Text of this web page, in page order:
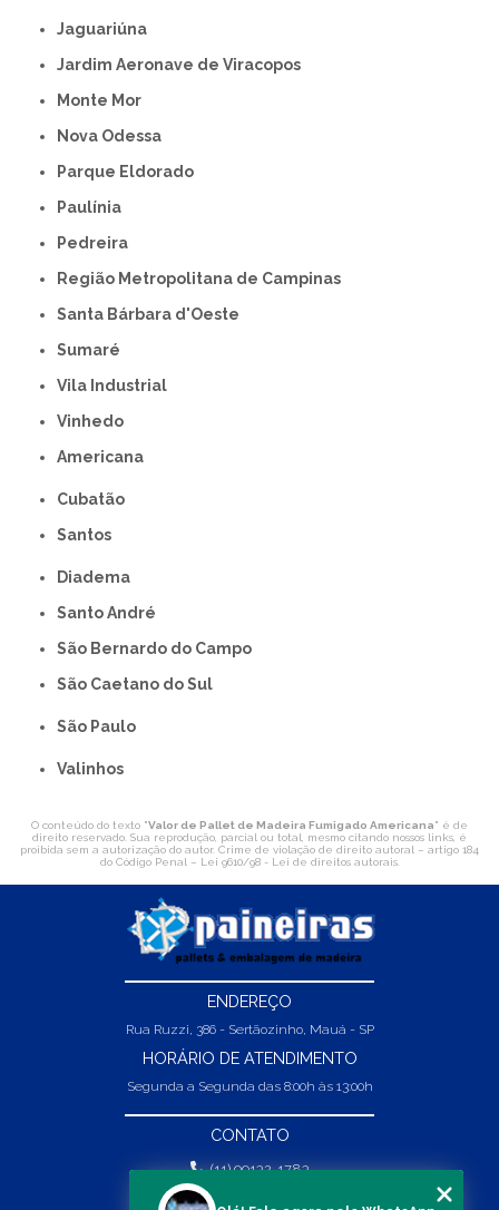
Jaguariúna
Jardim Aeronave de Viracopos
Monte Mor
Nova Odessa
Parque Eldorado
Paulínia
Pedreira
Região Metropolitana de Campinas
Santa Bárbara d'Oeste
Sumaré
Vila Industrial
Vinhedo
americana
Cubatão
Santos
Diadema
Santo André
São Bernardo do Campo
São Caetano do Sul
São Paulo
Valinhos
O conteúdo do texto "Valor de Pallet de Madeira Fumigado Americana" é de
direito reservado. Sua reprodução, parcial ou total, mesmo citando nossos links, é
proibida sem a autorização do autor. Crime de violação de direito autoral – artigo 184
do Código Penal – Lei 9610/98 - Lei de direitos autorais.
ENDEREÇO
Rua Ruzzi, 386 - Sertãozinho, Mauá - SP
HORÁRIO DE ATENDIMENTO
Segunda a Segunda das 8:00h às 13:00h
CONTATO
(11) 99132-1783
(11) 99132-1783